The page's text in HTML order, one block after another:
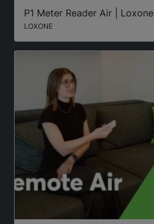
P1 Meter Reader Air | Loxone
LOXONE